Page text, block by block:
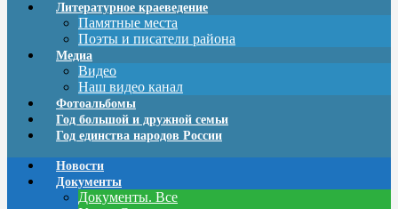
Литературное краеведение
Памятные места
Поэты и писатели района
Медиа
Видео
Наш видео канал
Фотоальбомы
Год большой и дружной семьи
Год единства народов России
Новости
Документы
Документы. Все